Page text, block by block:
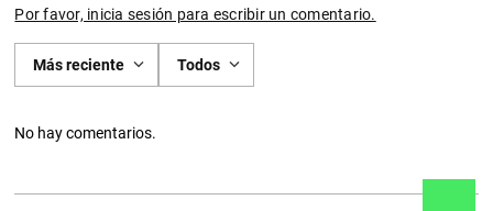
Por favor, inicia sesión para escribir un comentario.
Más reciente Todos
No hay comentarios.